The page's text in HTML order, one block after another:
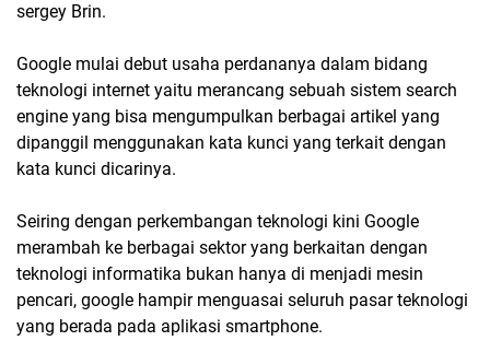
sergey Brin.
Google mulai debut usaha perdananya dalam bidang
teknologi internet yaitu merancang sebuah sistem search
engine yang bisa mengumpulkan berbagai artikel yang
dipanggil menggunakan kata kunci yang terkait dengan
kata kunci dicarinya.
Seiring dengan perkembangan teknologi kini Google
merambah ke berbagai sektor yang berkaitan dengan
teknologi informatika bukan hanya di menjadi mesin
pencari, google hampir menguasai seluruh pasar teknologi
yang berada pada aplikasi smartphone.